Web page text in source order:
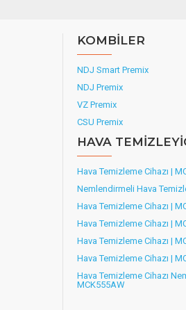
KOMBİLER
NDJ Smart Premix
NDJ Premix
VZ Premix
CSU Premix
HAVA
Hava Temizleme Cihazı |
Nemlendirmeli Hava
Hava Temizleme Cihazı |
Hava Temizleme Cihazı |
Hava Temizleme Cihazı |
Hava Temizleme Cihazı |
Hava Temizleme Cihazı
MCK555AW